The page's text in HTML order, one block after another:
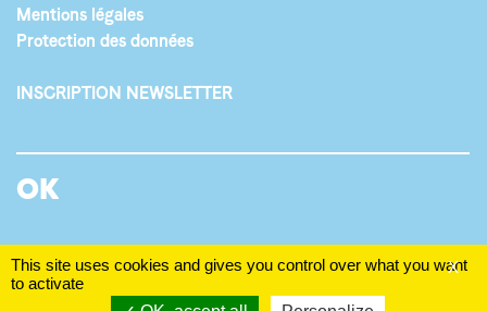
Mentions légales
Protection des données
INSCRIPTION NEWSLETTER
X
This site uses cookies and gives you control over what you want
to activate